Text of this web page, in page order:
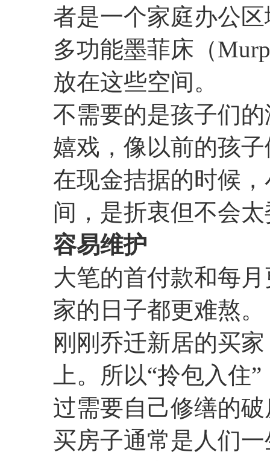
者是一个家庭办公
多功能墨菲床（
放在这些空间。
不需要的是孩子们
嬉戏，像以前的孩
在现金拮据的时候
间，是折衷但不会
容易维护
大笔的首付款和每
家的日子都更难熬。
刚刚乔迁新居的买
上。所以“拎包入住
过需要自己修缮的
买房子通常是人们